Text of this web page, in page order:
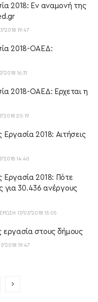
2018: Εν αναμονή της
2018 19:47
2018-ΟΑΕΔ:
2018 16:31
2018-ΟΑΕΔ: Ερχεται η
2018 20:19
2018: Αιτήσεις
2018 14:40
2018: Πότε
για 30.436 ανέργους
17/07/2018 15:05
στους δήμους
2018 19:47